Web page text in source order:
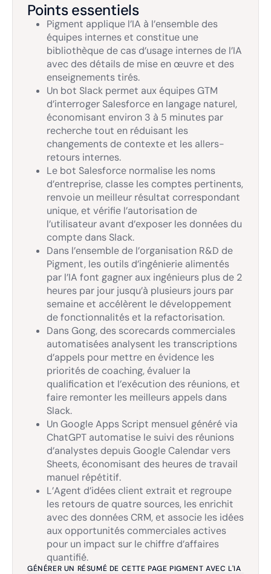
Points essentiels
Pigment applique l’IA à l’ensemble des
équipes internes et constitue une
bibliothèque de cas d’usage internes de l’IA
avec des détails de mise en œuvre et des
enseignements tirés.
Un bot Slack permet aux équipes GTM
d’interroger Salesforce en langage naturel,
économisant environ 3 à 5 minutes par
recherche tout en réduisant les
changements de contexte et les allers-
retours internes.
Le bot Salesforce normalise les noms
d’entreprise, classe les comptes pertinents,
renvoie un meilleur résultat correspondant
unique, et vérifie l’autorisation de
l’utilisateur avant d’exposer les données du
compte dans Slack.
Dans l’ensemble de l’organisation R&D de
Pigment, les outils d’ingénierie alimentés
par l’IA font gagner aux ingénieurs plus de 2
heures par jour jusqu’à plusieurs jours par
semaine et accélèrent le développement
de fonctionnalités et la refactorisation.
Dans Gong, des scorecards commerciales
automatisées analysent les transcriptions
d’appels pour mettre en évidence les
priorités de coaching, évaluer la
qualification et l’exécution des réunions, et
faire remonter les meilleurs appels dans
Slack.
Un Google Apps Script mensuel généré via
ChatGPT automatise le suivi des réunions
d’analystes depuis Google Calendar vers
Sheets, économisant des heures de travail
manuel répétitif.
L’Agent d’idées client extrait et regroupe
les retours de quatre sources, les enrichit
avec des données CRM, et associe les idées
aux opportunités commerciales actives
pour un impact sur le chiffre d’affaires
quantifié.
GÉNÉRER UN RÉSUMÉ DE CETTE PAGE PIGMENT AVEC L'IA